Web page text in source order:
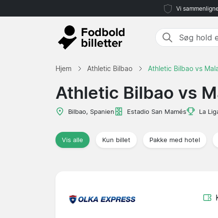
Vi
Hjem Athletic Bilbao Athletic Bilbao vs
Athletic Bilbao vs
Bilbao, Spanien Estadio San Mamés La
Vis alle Kun billet Pakke med hotel